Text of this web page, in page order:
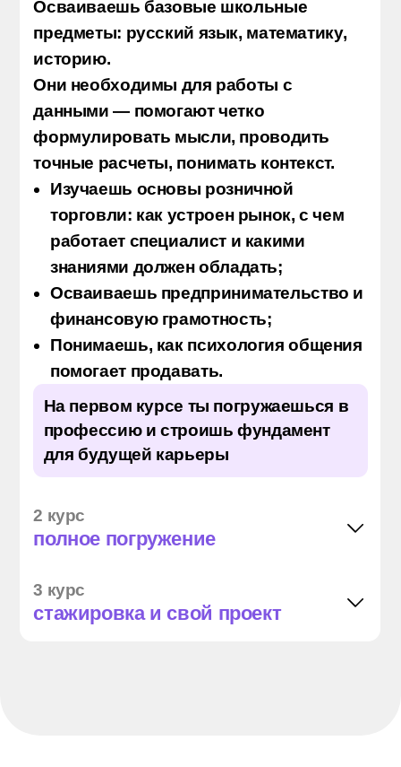
РАСТИ ВО ВРЕМЯ
ОБУЧЕНИЯ
после 9 класса
2 года 10 месяцев
1 курс
основа, проба и фундамент
Осваиваешь базовые школьные
предметы: русский язык, математику,
историю.
Они необходимы для работы с
формулировать мысли, проводить
точные расчеты, понимать контекст.
торговли: как устроен рынок, с чем